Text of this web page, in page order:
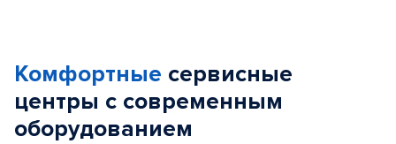
Комфортные сервисные
центры с современным
оборудованием